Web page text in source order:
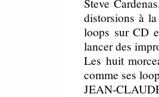
distorsions à
loops sur CD
lancer des
Les huit
comme ses
JEAN-